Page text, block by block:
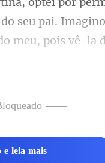
seu pai.
——
leia mais